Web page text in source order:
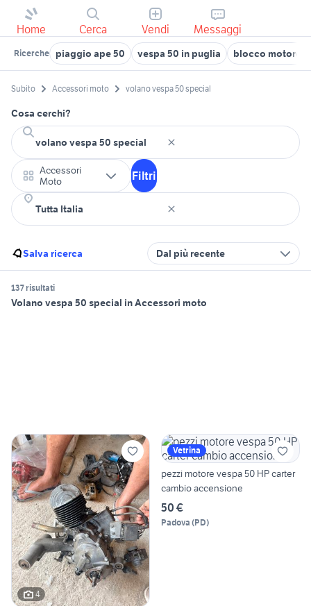
Home Cerca Vendi Messaggi
Ricerche piaggio ape 50 vespa 50 in puglia blocco motore
Subito Accessori moto volano vespa 50 special
Cosa cerchi?
Accessori
Moto
Filtri
Salva ricerca Dal più recente
137 risultati
Volano vespa 50 special in Accessori moto
4
Vetrina
pezzi motore vespa 50 HP carter
cambio accensione
50 €
Padova (PD)